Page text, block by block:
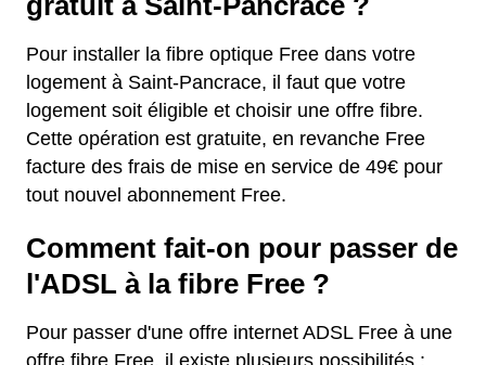
Pour installer la fibre optique Free dans votre
logement à Saint-Pancrace, il faut que votre
logement soit éligible et choisir une offre fibre.
Cette opération est gratuite, en revanche Free
facture des frais de mise en service de 49€ pour
tout nouvel abonnement Free.
Comment fait-on pour passer de
l'ADSL à la fibre Free ?
Pour passer d'une offre internet ADSL Free à une
offre fibre Free, il existe plusieurs possibilités :